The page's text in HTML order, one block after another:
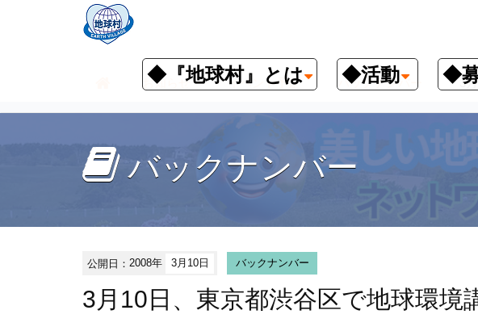
◆『地球村』とは ◆活動 ◆
お知らせ イベント予定 バックナンバー 3
バックナンバー
公開日：2008年 3月10日 バックナンバー
3月10日、東京都渋谷区で地球環境